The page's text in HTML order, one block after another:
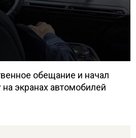
обещание и начал
экранах автомобилей